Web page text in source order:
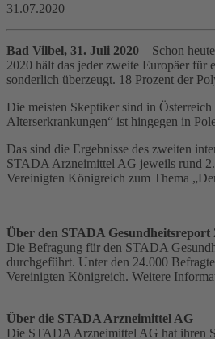
31.07.2020
Bad Vilbel, 31. Juli 2020 – Schon
2020 hält das jeder zweite Europäer für
sonderlich überzeugt. 18 Prozent der
Die meisten Skeptiker sind in
Alterserkrankungen“ ist hingegen in
Das sind die Ergebnisse des zweiten
STADA Arzneimittel AG jeweils rund
Vereinigten Königreich zum Thema
Über den STADA Gesundheitsreport
Die Befragung für den STADA
durchgeführt. Unter den 24.000
Vereinigten Königreich. Weitere
Über die STADA Arzneimittel AG
Die STADA Arzneimittel AG hat ihren